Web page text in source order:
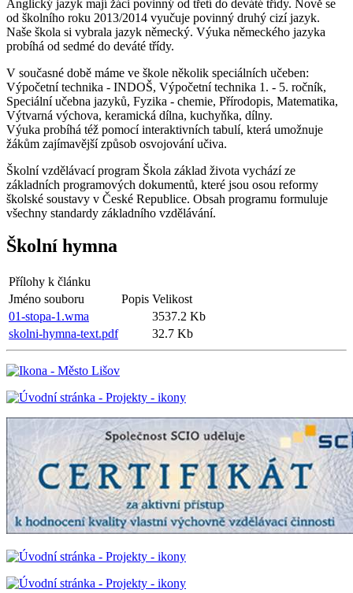
Anglický jazyk mají žáci povinný od třetí do deváté třídy. Nově se
od školního roku 2013/2014 vyučuje povinný druhý cizí jazyk.
Naše škola si vybrala jazyk německý. Výuka německého jazyka
probíhá od sedmé do deváté třídy.
V současné době máme ve škole několik speciálních učeben:
Výpočetní technika - INDOŠ, Výpočetní technika 1. - 5. ročník,
Speciální učebna jazyků, Fyzika - chemie, Přírodopis, Matematika,
Výtvarná výchova, keramická dílna, kuchyňka, dílny.
Výuka probíhá též pomocí interaktivních tabulí, která umožnuje
žákům zajímavější způsob osvojování učiva.
Školní vzdělávací program Škola základ života vychází ze
základních programových dokumentů, které jsou osou reformy
školské soustavy v České Republice. Obsah programu formuluje
všechny standardy základního vzdělávání.
Školní hymna
Přílohy k článku
Jméno souboru
Popis Velikost
01-stopa-1.wma
3537.2 Kb
skolni-hymna-text.pdf
32.7 Kb